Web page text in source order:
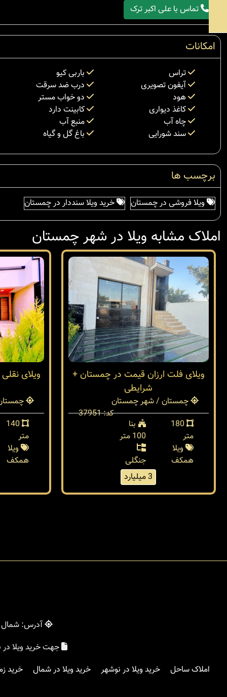
تماس با علی اکبر ترک
امکانات
تراس
باربی کیو
آیفون تصویری
درب ضد سرقت
هود
دو خواب مستر
کاغذ دیواری
کابینت دارد
چاه آب
منبع آب
سند شورایی
باغ گل و گیاه
برچسب ها
ویلا فروشی در چمستان خرید ویلا سنددار در چمستان
املاک مشابه ویلا در شهر چمستان
ویلای فلت ارزان قیمت در چمستان +
شرایطی
چمستان / شهر چمستان
کد: 37951
180
متر
بنا
100 متر
ویلا
همکف
جنگلی
3 میلیارد
140
متر
ویلا
همکف
آدرس: شمال
جهت خرید ویلا
املاک ساحل
خرید ویلا در نوشهر خرید ویلا در شمال خرید